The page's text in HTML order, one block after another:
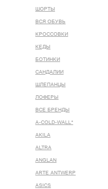
ШОРТЫ
ВСЯ ОБУВЬ
КРОССОВКИ
КЕДЫ
БОТИНКИ
САНДАЛИИ
ШЛЕПАНЦЫ
ЛОФЕРЫ
ВСЕ БРЕНДЫ
A-COLD-WALL*
AKILA
ALTRA
ANGLAN
ARTE ANTWERP
ASICS